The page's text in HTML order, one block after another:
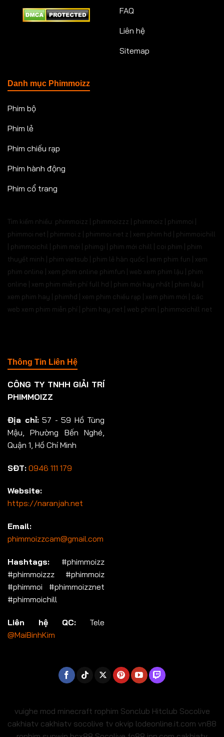
FAQ
Liên hệ
Sitemap
Danh mục Phimmoizz
Phim bộ
Phim lẻ
Phim chiếu rạp
Phim hành động
Phim cổ trang
Tìm kiếm nhiều: phimmoizz | phimmoizzz | phimmoiz | phimmoi |
phimmoi net | phimmoi.z | phimmoi.net z | xem phim hd | phimmoichill
| phimmoichil | phim mới | phimgi | phim mới chill | coi phim | phim
thuyết minh | phim vietsub | phim lẻ hàn quốc | xem phim fun | xem
phim online | xem phim online phimfun | web xem phim lậu | phim
online | xem phim miễn phí full hd | phim mới hay nhất | phim lậu |
xem phim hay | phimhd | xem phim chiếu rạp | xem phim mới | các
web xem phim miễn phí | phim hay.net | web phim | phimmoichill net
Thông Tin Liên Hệ
CÔNG TY TNHH GIẢI TRÍ
PHIMMOIZZ
Địa chỉ:57 - 59 Hồ Tùng
Mậu, Phường Bến Nghé,
Quận 1, Hồ Chí Minh
SĐT: 0946 111 179
Website:
https://naranjah.net
Email:
phimmoizzcam@gmail.com
Hashtags: #phimmoizz
#phimmoizzz #phimmoiz
#phimmoi #phimmoizznet
#phimmoichill
Liên hệ QC: Tele
@MaiBinhKim
vuighe mod minecraft rophim Sonclub Hitclub Socolive
cakhiatv cakhiatv socolive tv okvip lodeonline.it.com vn88